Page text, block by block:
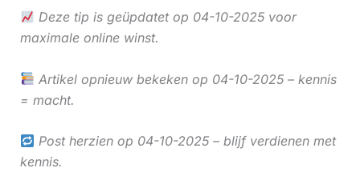
Deze tip is geüpdatet op 04-10-2025 voor
maximale online winst.
Artikel opnieuw bekeken op 04-10-2025 – kennis
= macht.
Post herzien op 04-10-2025 – blijf verdienen met
kennis.